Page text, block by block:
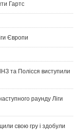
Гартс
Європи
та Полісся виступили
раунду Ліги
свою гру і здобули